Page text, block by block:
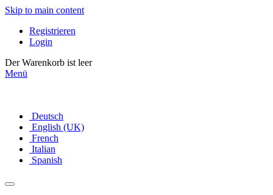
Skip to main content
Registrieren
Login
Der Warenkorb ist leer
Menü
Deutsch
English (UK)
French
Italian
Spanish